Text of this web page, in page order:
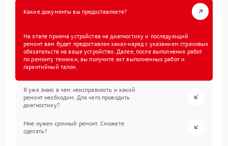
Какие документы вы предоставляете?
На этапе приема устройства на диагностику и последующий
ремонт вам будет предоставлен заказ-наряд с указанием страховых
обязательств на ваше устройство. Далее, после выполнения работ
по ремонту техники, вы получите акт выполненных работ и
гарантийный талон.
Я уже знаю в чем неисправность и какой
ремонт необходим. Для чего проводить
диагностику?
Мне нужен срочный ремонт. Сможете
сделать?